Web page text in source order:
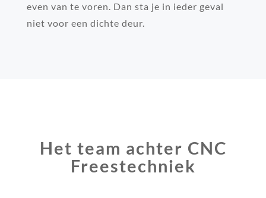
even van te voren. Dan sta je in ieder geval
niet voor een dichte deur.
Het team achter CNC
Freestechniek